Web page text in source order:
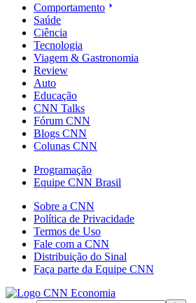
Comportamento
Saúde
Ciência
Tecnologia
Viagem & Gastronomia
Review
Auto
Educação
CNN Talks
Fórum CNN
Blogs CNN
Colunas CNN
Programação
Equipe CNN Brasil
Sobre a CNN
Política de Privacidade
Termos de Uso
Fale com a CNN
Distribuição do Sinal
Faça parte da Equipe CNN